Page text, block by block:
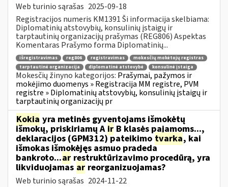
Web turinio sąrašas 2025-09-18
Registracijos numeris KM1391 Ši informacija skelbiama:
Diplomatinių atstovybių, konsulinių įstaigų ir
tarptautinių organizacijų prašymas (REG806) Aspektas
Komentaras Prašymo forma Diplomatinių...
išregistravimas reg806 registravimas
mokesčių mokėtojų registras
tarptautinė organizacija
diplomatinė atstovybė konsulinė įstaiga
Mokesčių žinyno kategorijos: Prašymai, pažymos ir
mokėjimo duomenys » Registracija MM registre, PVM
registre » Diplomatinių atstovybių, konsulinių įstaigų ir
tarptautinių organizacijų pr
Kokia yra metinės gyventojams išmokėtų
išmokų, priskiriamų A ir B klasės pajamoms...,
deklaracijos (GPM312) pateikimo tvarka, kai
išmokas išmokėjęs asmuo pradeda
bankroto...ar restruktūrizavimo procedūrą, yra
likviduojamas ar reorganizuojamas?
Web turinio sąrašas 2024-11-22